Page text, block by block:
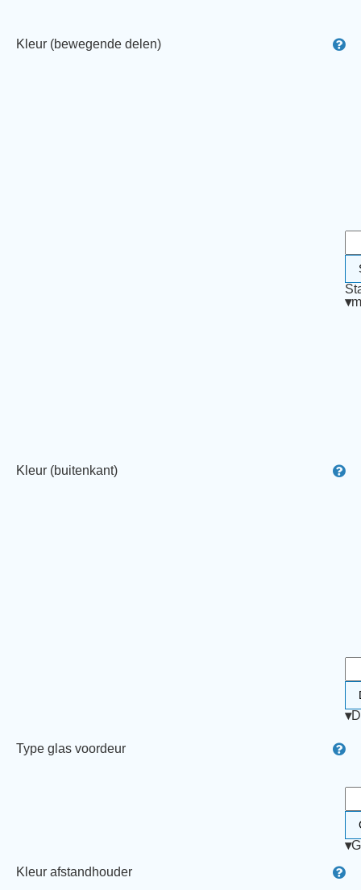
Kleur (bewegende delen)
Kleur (buitenkant)
▾
Type glas voordeur
▾
Kleur afstandhouder
▾